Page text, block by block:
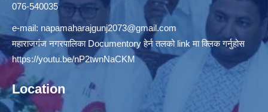
076-540035
e-mail: napamaharajgunj2073@gmail.com
महाराजगंज नगरपालिका Documentory हेर्न तलको link मा क्लिक गर्नुहोस
https://youtu.be/nP2twnNaCKM
Location